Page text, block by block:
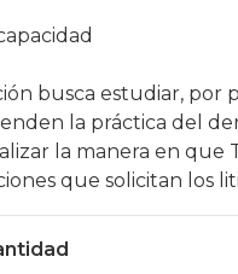
busca estudiar, por
la práctica del
la manera en
que solicitan los